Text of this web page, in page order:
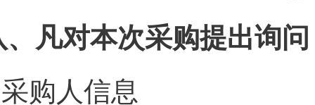
、凡对本次采购提出询
购人信息